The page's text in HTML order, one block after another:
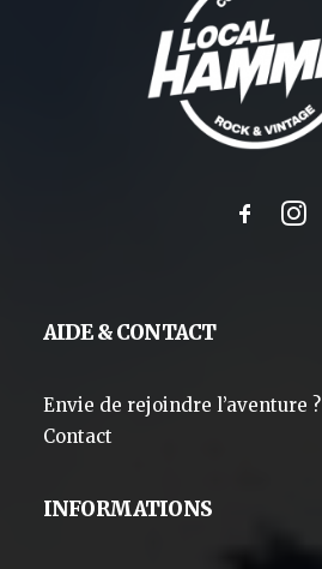
AIDE & CONTACT
Envie de rejoindre l’aventure ?
Contact
INFORMATIONS